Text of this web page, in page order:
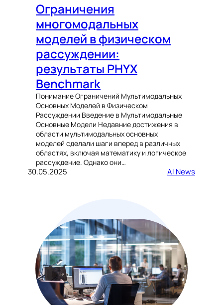
Ограничения
многомодальных
моделей в физическом
рассуждении:
результаты PHYX
Benchmark
Понимание Ограничений Мультимодальных
Основных Моделей в Физическом
Рассуждении Введение в Мультимодальные
Основные Модели Недавние достижения в
области мультимодальных основных
моделей сделали шаги вперед в различных
областях, включая математику и логическое
рассуждение. Однако они…
30.05.2025 AI News